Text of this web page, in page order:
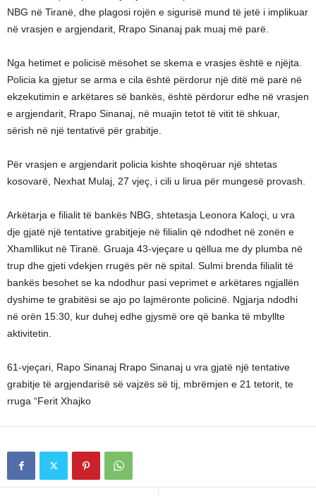
NBG në Tiranë, dhe plagosi rojën e sigurisë mund të jetë i implikuar
në vrasjen e argjendarit, Rrapo Sinanaj pak muaj më parë.
Nga hetimet e policisë mësohet se skema e vrasjes është e njëjta.
Policia ka gjetur se arma e cila është përdorur një ditë më parë në
ekzekutimin e arkëtares së bankës, është përdorur edhe në vrasjen
e argjendarit, Rrapo Sinanaj, në muajin tetot të vitit të shkuar,
sërish në një tentativë për grabitje.
Për vrasjen e argjendarit policia kishte shoqëruar një shtetas
kosovarë, Nexhat Mulaj, 27 vjeç, i cili u lirua për mungesë provash.
Arkëtarja e filialit të bankës NBG, shtetasja Leonora Kaloçi, u vra
dje gjatë një tentative grabitjeje në filialin që ndodhet në zonën e
Xhamllikut në Tiranë. Gruaja 43-vjeçare u qëllua me dy plumba në
trup dhe gjeti vdekjen rrugës për në spital. Sulmi brenda filialit të
bankës besohet se ka ndodhur pasi veprimet e arkëtares ngjallën
dyshime te grabitësi se ajo po lajmëronte policinë. Ngjarja ndodhi
në orën 15:30, kur duhej edhe gjysmë ore që banka të mbyllte
aktivitetin.
61-vjeçari, Rapo Sinanaj Rrapo Sinanaj u vra gjatë një tentative
grabitje të argjendarisë së vajzës së tij, mbrëmjen e 21 tetorit, te
rruga “Ferit Xhajko